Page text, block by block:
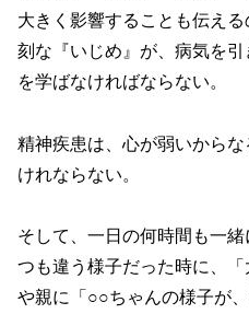
大きく影響することも伝え
刻な『いじめ』が、病気を
を学ばなければならない。
精神疾患は、心が弱いから
けれならない。
そして、一日の何時間も一
つも違う様子だった時に、
や親に「○○ちゃんの様子が